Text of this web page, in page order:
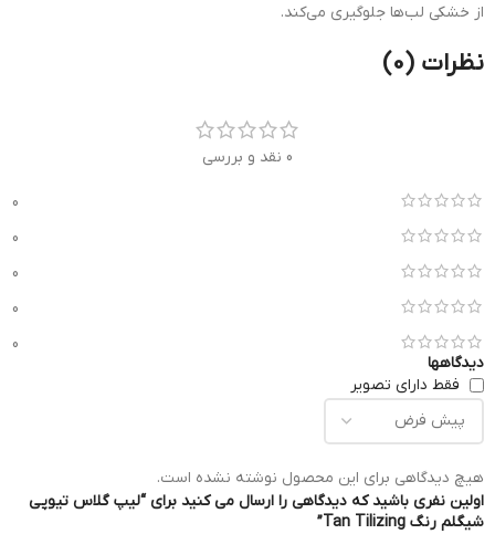
از خشکی لب‌ها جلوگیری می‌کند.
نظرات (0)
0 نقد و بررسی
0
0
0
0
0
دیدگاهها
فقط دارای تصویر
هیچ دیدگاهی برای این محصول نوشته نشده است.
اولین نفری باشید که دیدگاهی را ارسال می کنید برای “لیپ گلاس تیوپی
شیگلم رنگ Tan Tilizing”